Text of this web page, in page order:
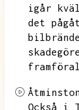
igår
det
Också i